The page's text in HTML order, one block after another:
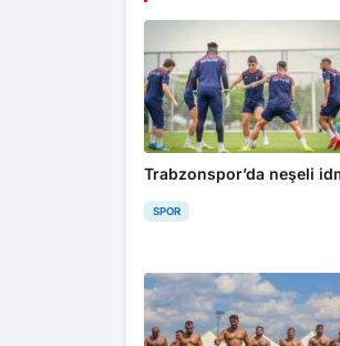
Trabzonspor’da neşeli
SPOR